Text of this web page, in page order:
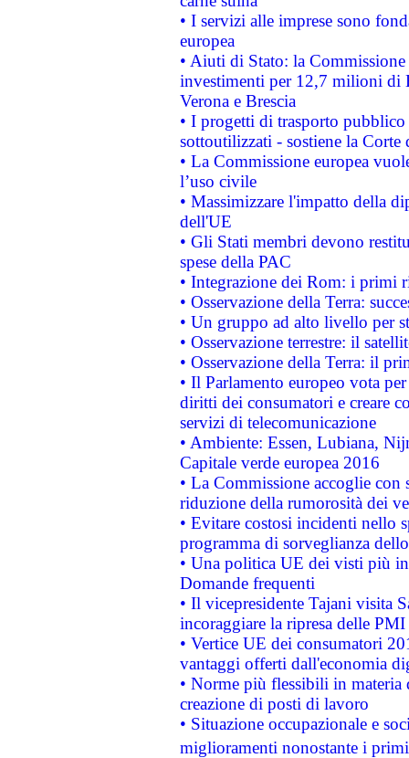
• I servizi alle imprese sono
europea
• Aiuti di Stato: la
investimenti per 12,7 milioni di
Verona e Brescia
• I progetti di trasporto
sottoutilizzati - sostiene la Corte
• La Commissione europea
l’uso civile
• Massimizzare l'impatto della
dell'UE
• Gli Stati membri devono
spese della PAC
• Integrazione dei Rom: i primi
• Osservazione della Terra:
• Un gruppo ad alto livello per
• Osservazione terrestre: il
• Osservazione della Terra: il
• Il Parlamento europeo vota
diritti dei consumatori e creare
servizi di telecomunicazione
• Ambiente: Essen, Lubiana,
Capitale verde europea 2016
• La Commissione accoglie
riduzione della rumorosità dei
• Evitare costosi incidenti nello
programma di sorveglianza
• Una politica UE dei visti più
Domande frequenti
• Il vicepresidente Tajani visita
incoraggiare la ripresa delle
• Vertice UE dei consumatori
vantaggi offerti dall'economia
• Norme più flessibili in materia
creazione di posti di lavoro
• Situazione occupazionale e
miglioramenti nonostante i